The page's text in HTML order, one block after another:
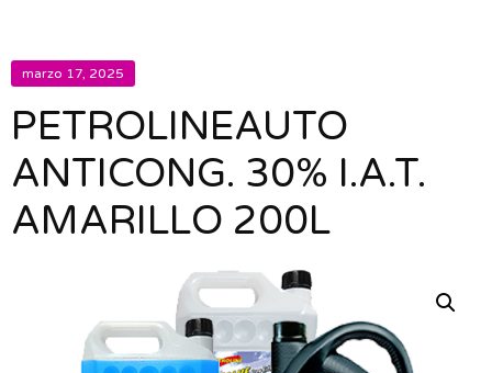
marzo 17, 2025
PETROLINEAUTO
ANTICONG. 30% I.A.T.
AMARILLO 200L